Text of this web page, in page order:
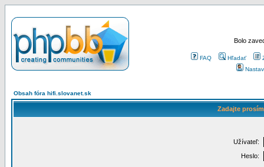
Bolo
FAQ Hľadať
Obsah fóra hifi.slovanet.sk
Zadajte
Užívateľ:
Heslo: